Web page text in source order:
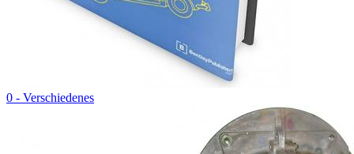
0 - Verschiedenes